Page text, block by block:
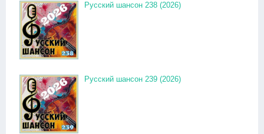
Русский шансон 238 (2026)
Русский шансон 239 (2026)